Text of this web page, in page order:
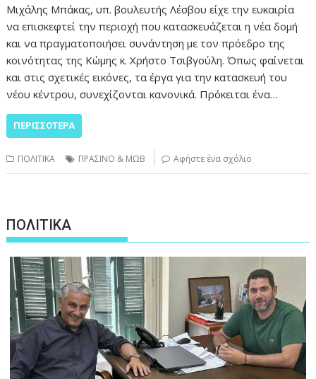
Μιχάλης Μπάκας, υπ. βουλευτής Λέσβου είχε την ευκαιρία
να επισκεφτεί την περιοχή που κατασκευάζεται η νέα δομή
και να πραγματοποιήσει συνάντηση με τον πρόεδρο της
κοινότητας της Κώμης κ. Χρήστο Τσιβγούλη. Όπως φαίνεται
και στις σχετικές εικόνες, τα έργα για την κατασκευή του
νέου κέντρου, συνεχίζονται κανονικά. Πρόκειται ένα…
ΠΕΡΙΣΣΌΤΕΡΑ
ΠΟΛΙΤΙΚΑ ΠΡΑΣΙΝΟ & ΜΩΒ Αφήστε ένα σχόλιο
ΠΟΛΙΤΙΚΑ